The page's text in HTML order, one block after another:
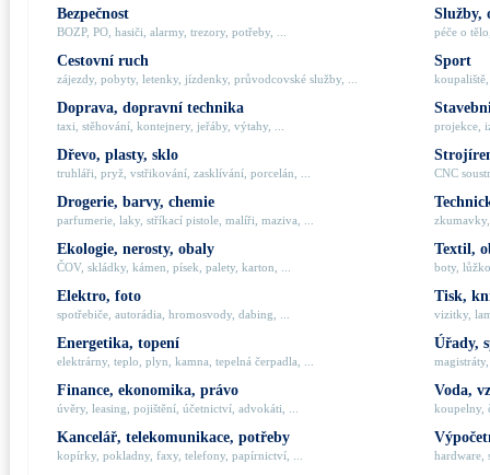
Bezpečnost
BOZP, PO, hasiči, alarmy, trezory, potřeby, ...
Cestovní ruch
zájezdy, pobyty, letenky, jízdenky, průvodcovské služby, ...
Doprava, dopravní technika
taxi, stěhování, kontejnery, jeřáby, výtahy, ...
Dřevo, plasty, sklo
truhláři, pryž, vstřikování, zasklívání, porcelán, ...
Drogerie, barvy, chemie
parfumerie, laky, stříkací pistole, malíři, maziva, ...
Ekologie, nerosty, obaly
ČOV, skládky, kámen, písek, palety, karton, ...
Elektro, foto
spotřebiče, autorádia, hromosvody, dabing, ...
Energetika, topení
elektrárny, teplo, plyn, kamna, tepelná čerpadla, ...
Finance, ekonomika, právo
úvěry, leasing, pojištění, účetnictví, advokáti, ...
Kancelář, telekomunikace, potřeby
kopírky, pokladny, faxy, telefony, papírnictví, ...
Služby,
péče o
Sport
projekce,
CNC
Textil,
boty,
Tisk,
vizitky,
Úřady,
Voda,
koupelny,
hardware,